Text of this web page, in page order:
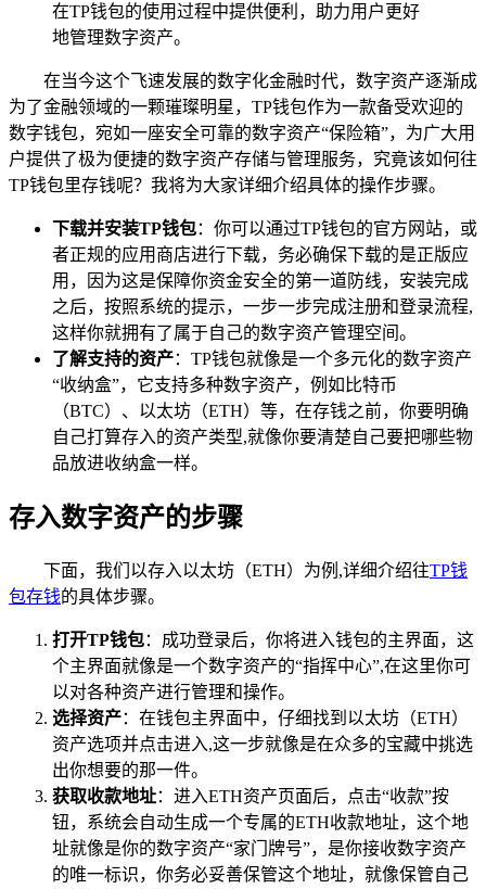
在TP钱包的使用过程中提供便利，助力用户更好
地管理数字资产。
在当今这个飞速发展的数字化金融时代，数字资产逐渐成
为了金融领域的一颗璀璨明星，TP钱包作为一款备受欢迎的
数字钱包，宛如一座安全可靠的数字资产“保险箱”，为广大用
户提供了极为便捷的数字资产存储与管理服务，究竟该如何往
TP钱包里存钱呢？我将为大家详细介绍具体的操作步骤。
下载并安装TP钱包：你可以通过TP钱包的官方网站，或
者正规的应用商店进行下载，务必确保下载的是正版应
用，因为这是保障你资金安全的第一道防线，安装完成
之后，按照系统的提示，一步一步完成注册和登录流程,
这样你就拥有了属于自己的数字资产管理空间。
了解支持的资产：TP钱包就像是一个多元化的数字资产
“收纳盒”，它支持多种数字资产，例如比特币
（BTC）、以太坊（ETH）等，在存钱之前，你要明确
自己打算存入的资产类型,就像你要清楚自己要把哪些物
品放进收纳盒一样。
存入数字资产的步骤
下面，我们以存入以太坊（ETH）为例,详细介绍往TP钱
包存钱的具体步骤。
打开TP钱包：成功登录后，你将进入钱包的主界面，这
个主界面就像是一个数字资产的“指挥中心”,在这里你可
以对各种资产进行管理和操作。
选择资产：在钱包主界面中，仔细找到以太坊（ETH）
资产选项并点击进入,这一步就像是在众多的宝藏中挑选
出你想要的那一件。
获取收款地址：进入ETH资产页面后，点击“收款”按
钮，系统会自动生成一个专属的ETH收款地址，这个地
址就像是你的数字资产“家门牌号”，是你接收数字资产
的唯一标识，你务必妥善保管这个地址，就像保管自己